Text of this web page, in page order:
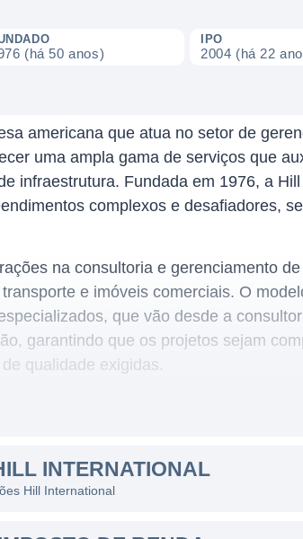
(há 50 anos)
IPO
2004 (há 22
americana que atua no setor de
uma ampla gama de serviços que
infraestrutura. Fundada em 1976, a
complexos e desafiadores,
na consultoria e gerenciamento
e imóveis comerciais. O
que vão desde a
garantindo que os projetos sejam
qualidade exigidas.
significativa em diversos
agências públicas e empresas
escala nos Estados Unidos, na
INTERNATIONAL
Hill International